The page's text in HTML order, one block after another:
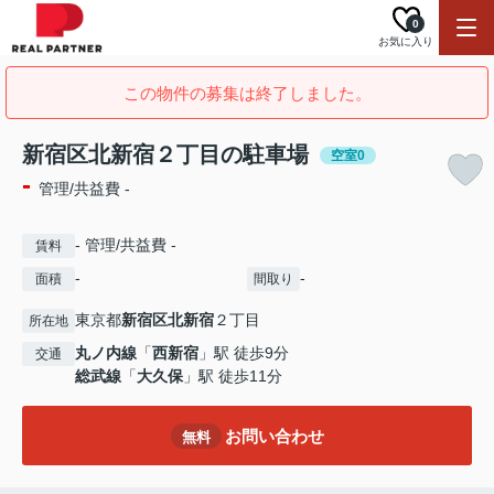
お気に入り
0
この物件の募集は終了しました。
新宿区北新宿２丁目の駐車場 空室0
- 管理/共益費 -
賃料 - 管理/共益費 -
面積 - 間取り -
所在地 東京都新宿区北新宿２丁目
交通 丸ノ内線 「西新宿 」駅 徒歩9分
総武線 「大久保 」駅 徒歩11分
無料 お問い合わせ